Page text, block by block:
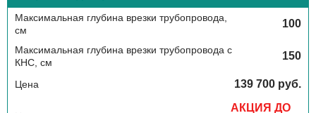
100
150
139 700 руб.
АКЦИЯ ДО